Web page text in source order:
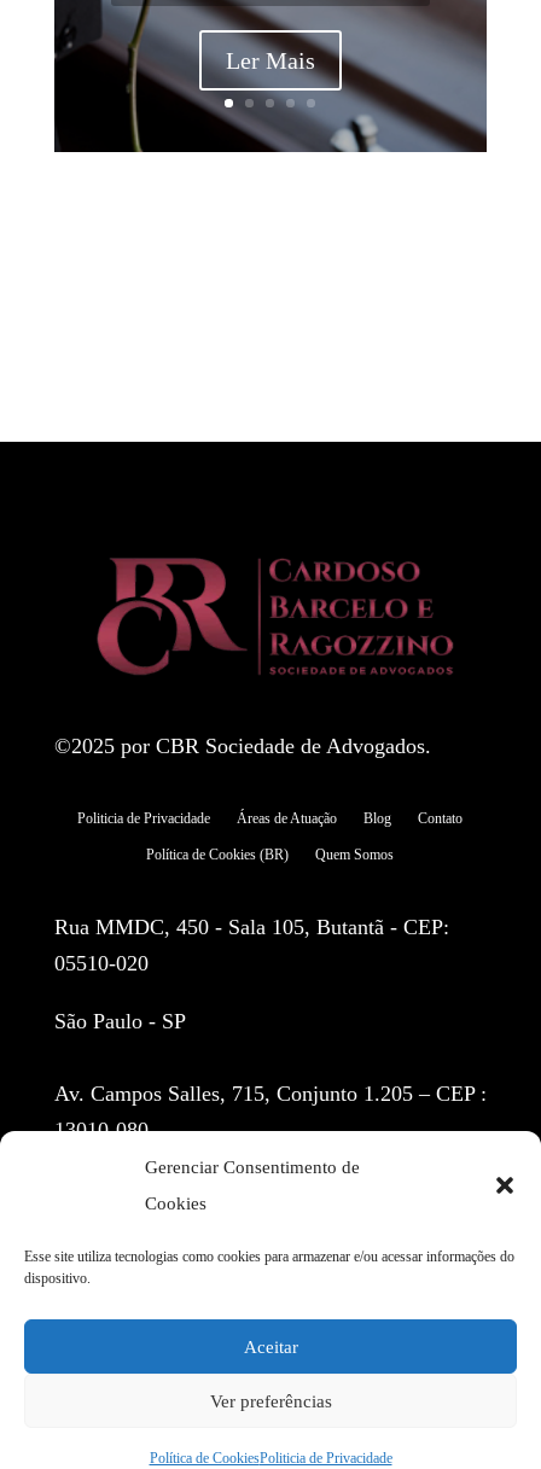
Gerenciar Consentimento de
Cookies
Esse site utiliza tecnologias como cookies para armazenar e/ou acessar informações do
dispositivo.
Aceitar
Ver preferências
Política de CookiesPoliticia de Privacidade
Ler Mais
©2025 por CBR Sociedade de Advogados.
Politicia de Privacidade Áreas de Atuação Blog Contato
Política de Cookies (BR) Quem Somos
Rua MMDC, 450 - Sala 105, Butantã - CEP:
05510-020
São Paulo - SP
Av. Campos Salles, 715, Conjunto 1.205 – CEP :
13010-080
(11) 97155-3914